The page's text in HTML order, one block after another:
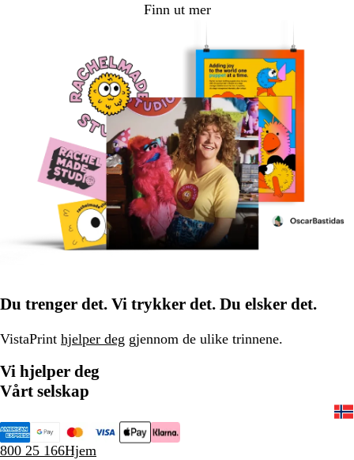
Finn ut mer
Du trenger det. Vi trykker det. Du elsker det.
VistaPrint hjelper deg gjennom de ulike trinnene.
Vi hjelper deg
Vårt selskap
800 25 166Hjem